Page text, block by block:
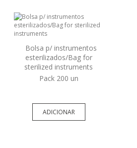
Bolsa p/ instrumentos
esterilizados/Bag for
sterilized instruments
Pack 200 un
ADICIONAR